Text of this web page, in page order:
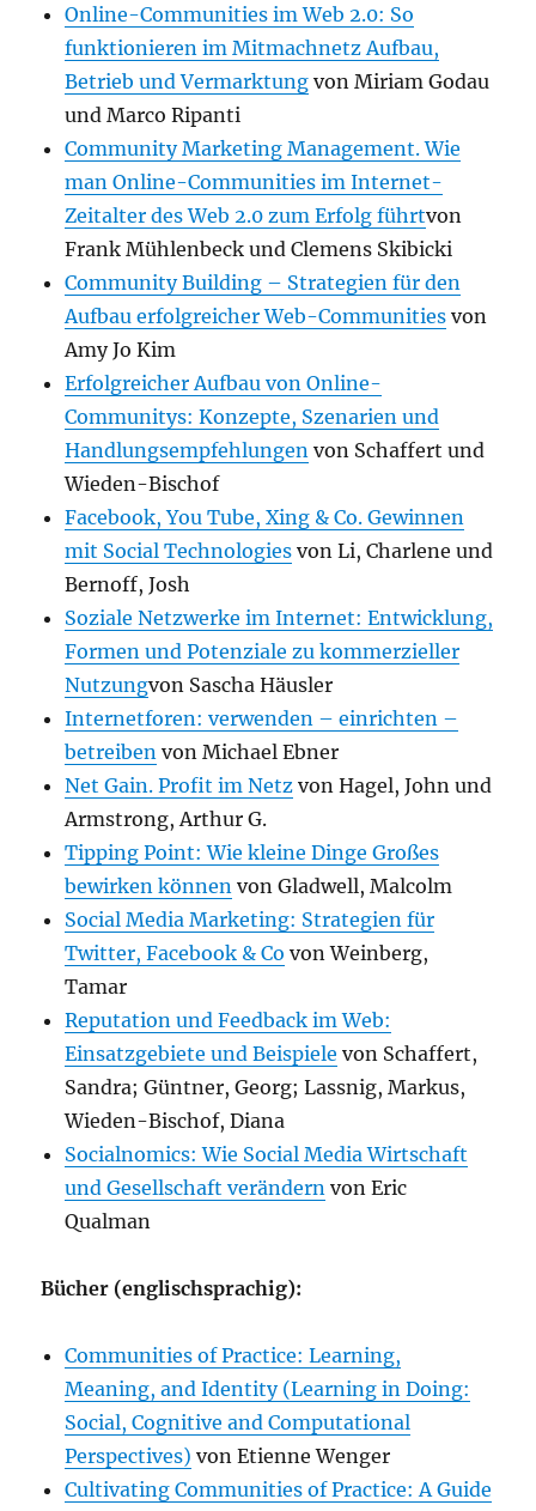
Online-Communities im Web 2.0: So
funktionieren im Mitmachnetz Aufbau,
Betrieb und Vermarktung von Miriam Godau
und Marco Ripanti
Community Marketing Management. Wie
man Online-Communities im Internet-
Zeitalter des Web 2.0 zum Erfolg führtvon
Frank Mühlenbeck und Clemens Skibicki
Community Building – Strategien für den
Aufbau erfolgreicher Web-Communities von
Amy Jo Kim
Erfolgreicher Aufbau von Online-
Communitys: Konzepte, Szenarien und
Handlungsempfehlungen von Schaffert und
Wieden-Bischof
Facebook, You Tube, Xing & Co. Gewinnen
mit Social Technologies von Li, Charlene und
Bernoff, Josh
Soziale Netzwerke im Internet: Entwicklung,
Formen und Potenziale zu kommerzieller
Nutzungvon Sascha Häusler
Internetforen: verwenden – einrichten –
betreiben von Michael Ebner
Net Gain. Profit im Netz von Hagel, John und
Armstrong, Arthur G.
Tipping Point: Wie kleine Dinge Großes
bewirken können von Gladwell, Malcolm
Social Media Marketing: Strategien für
Twitter, Facebook & Co von Weinberg,
Tamar
Reputation und Feedback im Web:
Einsatzgebiete und Beispiele von Schaffert,
Sandra; Güntner, Georg; Lassnig, Markus,
Wieden-Bischof, Diana
Socialnomics: Wie Social Media Wirtschaft
und Gesellschaft verändern von Eric
Qualman
Bücher (englischsprachig):
Communities of Practice: Learning,
Meaning, and Identity (Learning in Doing:
Social, Cognitive and Computational
Perspectives) von Etienne Wenger
Cultivating Communities of Practice: A Guide